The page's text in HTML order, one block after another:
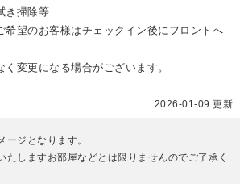
き掃除等
望のお客様はチェックイン後にフロントへ
変更になる場合がございます。
2026-01-09 更新
ージとなります。
たしますお部屋などとは限りませんのでご了承く